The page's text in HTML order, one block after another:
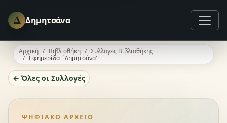
Δ Δημητσάνα
Αρχική Βιβλιοθήκη
Συλλογές Βιβλιοθήκης
Εφημερίδα ΄Δημητσάνα'
← Όλες οι Συλλογές
ΨΗΦΙΑΚΌ ΑΡΧΕΊΟ